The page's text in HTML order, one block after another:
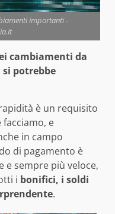
importanti -
cambiamenti da
potrebbe
è un requisito
e
in campo
di pagamento è
e sempre più veloce,
i bonifici, i soldi
.